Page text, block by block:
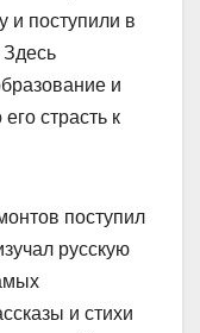
и поступили в
и
страсть к
поступил
русскую
и стихи